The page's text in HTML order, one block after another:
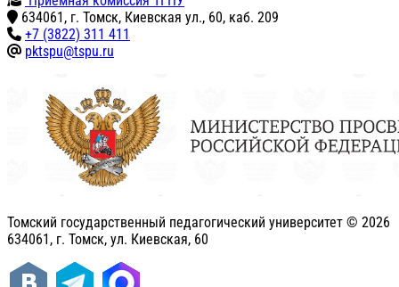
634061, г. Томск, Киевская ул., 60, каб. 209
+7 (3822) 311 411
pktspu@tspu.ru
Томский государственный педагогический университет © 2026
634061, г. Томск, ул. Киевская, 60